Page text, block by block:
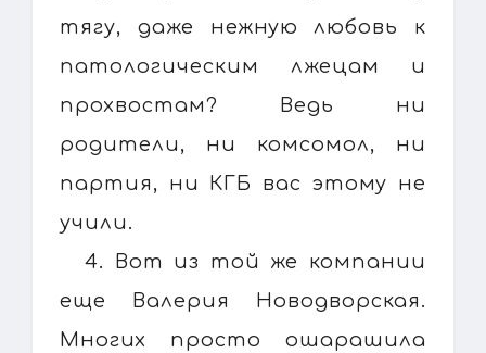
тягу, даже нежную любовь к
патологическим лжецам и
прохвостам? Ведь ни
родители, ни комсомол, ни
партия, ни КГБ вас этому не
учили.
4. Вот из той же компании
еще Валерия Новодворская.
Многих просто ошарашила